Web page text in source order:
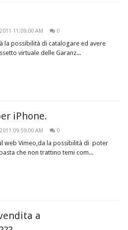
11:09:00 AM 0
la possibilità di catalogare ed avere
virtuale delle Garanz...
iPhone.
09:59:00 AM 0
web Vimeo,da la possibilità di poter
che non trattino temi com...
a